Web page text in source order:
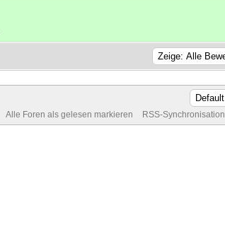
Alle Foren als gelesen markieren RSS-Synchronisation